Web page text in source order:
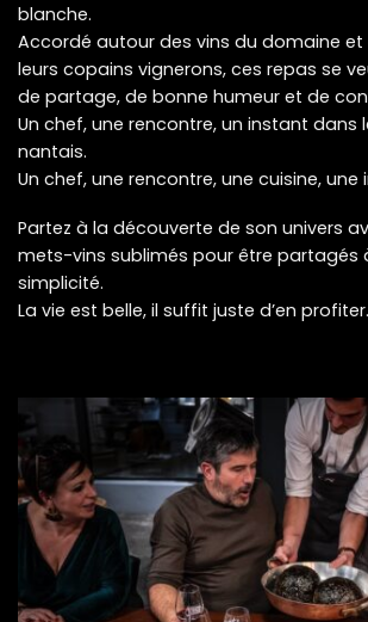
blanche.
Accordé autour des vins du domaine et
leurs copains vignerons, ces repas se
de partage, de bonne humeur et de
Un chef, une rencontre, un instant dans
nantais.
Un chef, une rencontre, une cuisine, une
Partez à la découverte de son univers
mets-vins sublimés pour être partagés
simplicité.
La vie est belle, il suffit juste d’en